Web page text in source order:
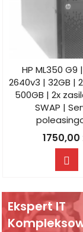
HP ML350 G9
2640v3 | 32GB |
500GB | 2x
SWAP |
1750,00
Ekspert IT